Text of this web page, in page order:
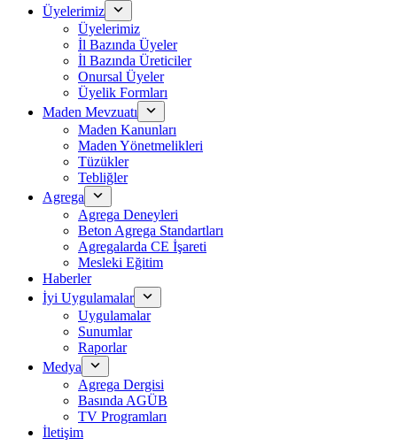
Üyelerimiz
Üyelerimiz
İl Bazında Üyeler
İl Bazında Üreticiler
Onursal Üyeler
Üyelik Formları
Maden Mevzuatı
Maden Kanunları
Maden Yönetmelikleri
Tüzükler
Tebliğler
Agrega
Agrega Deneyleri
Beton Agrega Standartları
Agregalarda CE İşareti
Mesleki Eğitim
Haberler
İyi Uygulamalar
Uygulamalar
Sunumlar
Raporlar
Medya
Agrega Dergisi
Basında AGÜB
TV Programları
İletişim